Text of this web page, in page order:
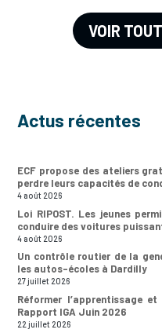
VOIR
Actus récentes
ECF propose des ateliers
perdre leurs capacités de
4 août 2026
Loi RIPOST. Les jeunes
conduire des voitures
4 août 2026
Un contrôle routier de la
les autos-écoles à Dardilly
27 juillet 2026
Réformer l’apprentissage
Rapport IGA Juin 2026
22 juillet 2026